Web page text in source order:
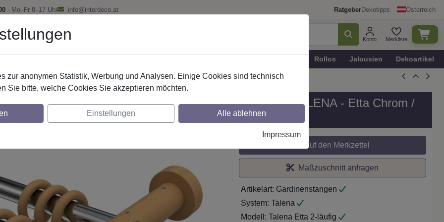
· Mo–Fr 8–17 Uhr info@interdeco.at RatgeberDekotipps Österreich
Konto Merkliste
Rollos Jalousien Dekoartikel
Gardinenstangen Metall / Holz
aus Metall / Holz in 20 mm Ø, 2-läufig, Modell TALENA - Etta Chrom /
Auf den Merkzettel
Maßzuschnitt anfragen
Artikelart: Gardinenstangen
System: Talena
Modell: Talena Etta 2-läufig
zur anonymen Statistik, Werbung und Analysen. Einige Cookies sind technisch
Sie bitte, welche Cookies Sie akzeptieren möchten.
Einstellungen Alle ablehnen
Impressum